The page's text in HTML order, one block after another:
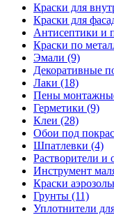
Краски для
Краски для
Антисептики и
Краски по
Эмали (9)
Декоративные
Лаки (18)
Пены
Герметики (9)
Клеи (28)
Обои под
Шпатлевки (4)
Растворители и
Инструмент
Краски
Грунты (11)
Уплотнители